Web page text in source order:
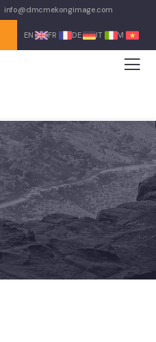
info@dmcmekongimage.com
EN FR DE IT VI